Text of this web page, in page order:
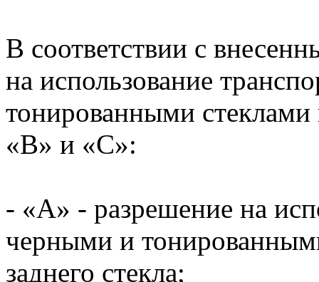
В соответствии с
на использование
тонированными стеклами
«В» и «С»:
- «А» - разрешение на
черными и
заднего стекла;